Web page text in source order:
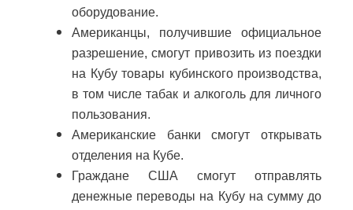
оборудование.
Американцы, получившие официальное
разрешение, смогут привозить из поездки
на Кубу товары кубинского производства,
в том числе табак и алкоголь для личного
пользования.
Американские банки смогут открывать
отделения на Кубе.
Граждане США смогут отправлять
денежные переводы на Кубу на сумму до